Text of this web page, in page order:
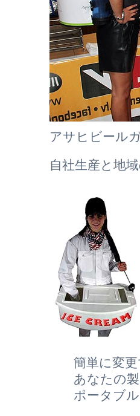
アサヒビール
自社生産と地
簡単に変
あなたの
ポータブ